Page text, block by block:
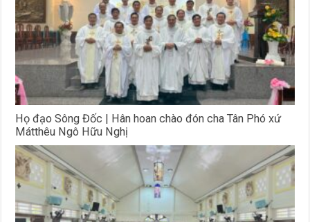
Họ đạo Sông Đốc | Hân hoan chào đón cha Tân Phó xứ
Mátthêu Ngô Hữu Nghị